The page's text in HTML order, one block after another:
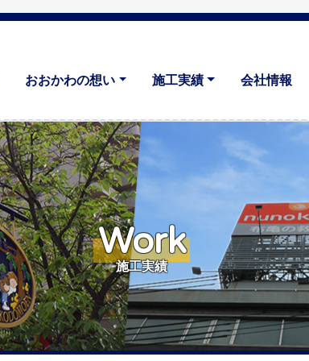
おおかわの想い 施工実績 会社情報
Work
施工実績